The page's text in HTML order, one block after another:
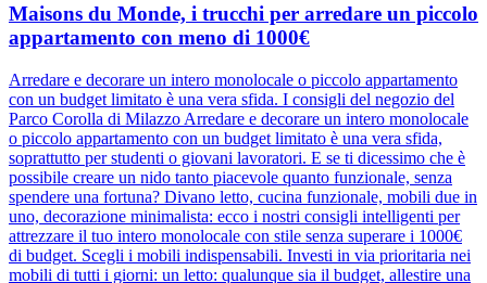
Maisons du Monde, i trucchi per arredare un piccolo
appartamento con meno di 1000€
Arredare e decorare un intero monolocale o piccolo appartamento
con un budget limitato è una vera sfida. I consigli del negozio del
Parco Corolla di Milazzo Arredare e decorare un intero monolocale
o piccolo appartamento con un budget limitato è una vera sfida,
soprattutto per studenti o giovani lavoratori. E se ti dicessimo che è
possibile creare un nido tanto piacevole quanto funzionale, senza
spendere una fortuna? Divano letto, cucina funzionale, mobili due in
uno, decorazione minimalista: ecco i nostri consigli intelligenti per
attrezzare il tuo intero monolocale con stile senza superare i 1000€
di budget. Scegli i mobili indispensabili. Investi in via prioritaria nei
mobili di tutti i giorni: un letto: qualunque sia il budget, allestire una